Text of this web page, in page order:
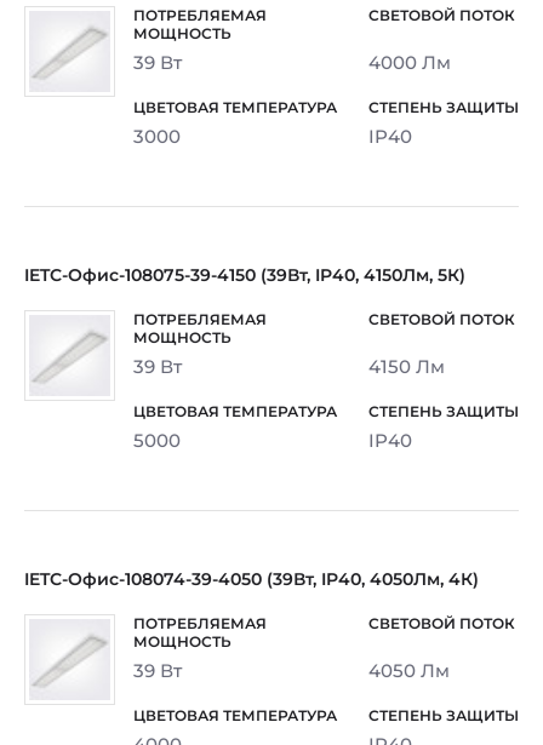
39 Вт 4000 Лм
3000 IP40
IETC-Офис-108075-39-4150 (39Вт, IP40, 4150Лм, 5К)
39 Вт 4150 Лм
5000 IP40
IETC-Офис-108074-39-4050 (39Вт, IP40, 4050Лм, 4К)
39 Вт 4050 Лм